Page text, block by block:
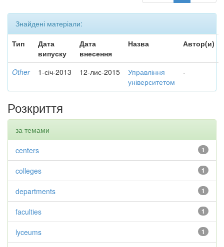
Знайдені матеріали:
Тип
Дата
випуску
Дата
внесення
Назва Автор(и)
Other 1-січ-2013 12-лис-2015
Управління
університетом
-
Розкриття
за темами
1
centers
1
colleges
1
departments
1
faculties
1
lyceums